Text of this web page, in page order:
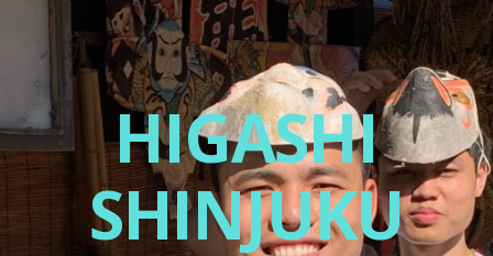
HIGASHI
SHINJUKU